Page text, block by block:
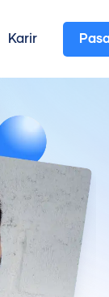
Karir